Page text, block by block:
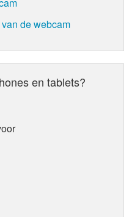
de webcam
en tablets?